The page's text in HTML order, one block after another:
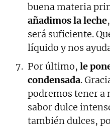
buena materia
añadimos la leche
será suficiente.
líquido y nos
Por último, le
condensada.
podremos tener a
sabor dulce
también dulces,